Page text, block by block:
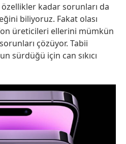
kadar sorunları da
biliyoruz. Fakat olası
üreticileri ellerini mümkün
çözüyor. Tabii
sürdüğü için can sıkıcı